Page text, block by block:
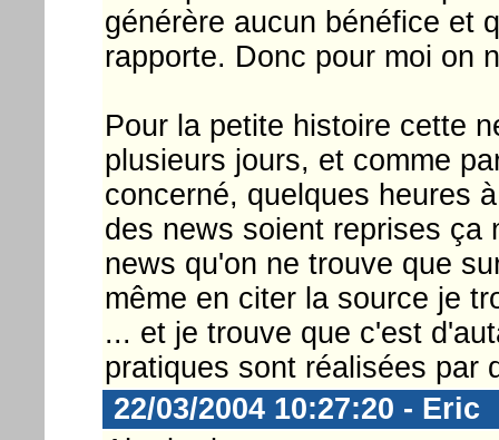
générère aucun bénéfice et
rapporte. Donc pour moi on
Pour la petite histoire cette
plusieurs jours, et comme
concerné, quelques heures
des news soient reprises ça
news qu'on ne trouve que
même en citer la source je
... et je trouve que c'est
pratiques sont réalisées par
22/03/2004 10:27:20 - Eric